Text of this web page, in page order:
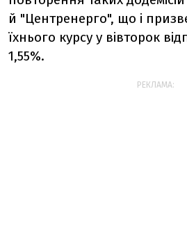
й "Центренерго", що і
їхнього курсу у вівторок
1,55%.
РЕКЛАМА: